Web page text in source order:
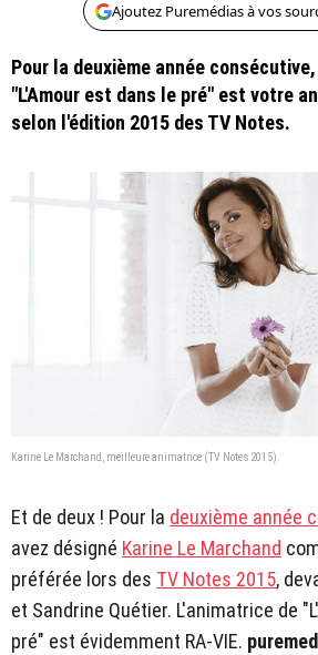
Ajoutez Puremédias à vos
Pour la deuxième année
"L'Amour est dans le pré" est votre
selon l'édition 2015 des TV Notes.
Karine Le Marchand, meilleure animatrice (TV Notes 2015).
Et de deux ! Pour la deuxième année
avez désigné Karine Le Marchand
préférée lors des TV Notes 2015,
et Sandrine Quétier. L'animatrice de
pré" est évidemment RA-VIE.